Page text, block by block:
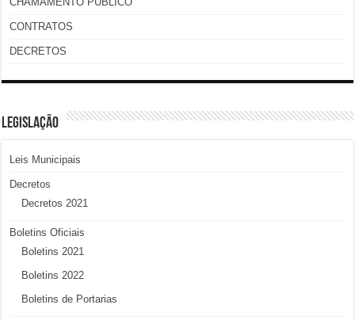
CONTRATOS
DECRETOS
LEGISLAÇÃO
Leis Municipais
Decretos
Decretos 2021
Boletins Oficiais
Boletins 2021
Boletins 2022
Boletins de Portarias